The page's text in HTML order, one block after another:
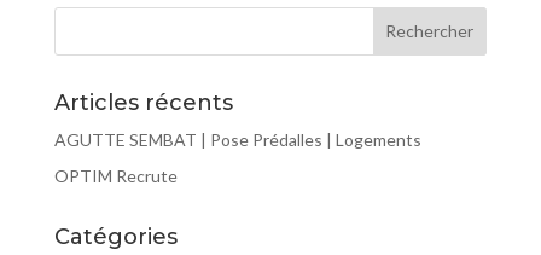
Articles récents
AGUTTE SEMBAT | Pose Prédalles | Logements
OPTIM Recrute
Catégories